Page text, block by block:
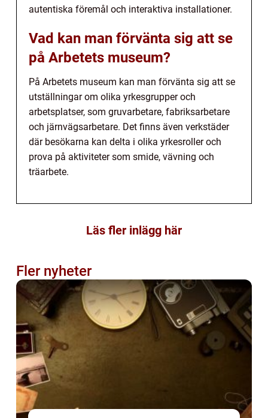
autentiska föremål och interaktiva installationer.
Vad kan man förvänta sig att se
på Arbetets museum?
På Arbetets museum kan man förvänta sig att se
utställningar om olika yrkesgrupper och
arbetsplatser, som gruvarbetare, fabriksarbetare
och järnvägsarbetare. Det finns även verkstäder
där besökarna kan delta i olika yrkesroller och
prova på aktiviteter som smide, vävning och
träarbete.
Läs fler inlägg här
Fler nyheter